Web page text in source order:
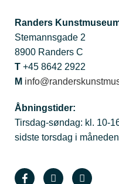
Randers
Stemannsgade 2
8900 Randers C
T +45 8642 2922
M
Åbningstider:
Tirsdag-søndag: kl. 10-
sidste torsdag i